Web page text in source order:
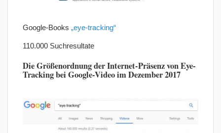
Google-Books „eye-tracking“
110.000 Suchresultate
Die Größenordnung der Internet-Präsenz von Eye-
Tracking bei Google-Video im Dezember 2017